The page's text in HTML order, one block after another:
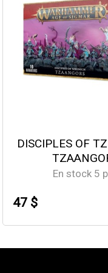
DISCIPLES OF
En stock 5
47 $